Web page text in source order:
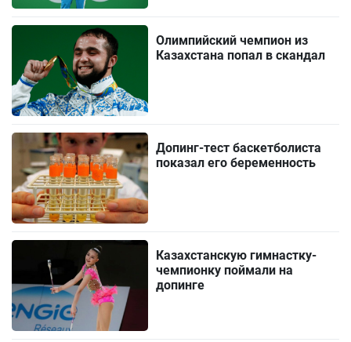
Олимпийский чемпион из
Казахстана попал в скандал
Допинг-тест баскетболиста
показал его беременность
Казахстанскую гимнастку-
чемпионку поймали на
допинге